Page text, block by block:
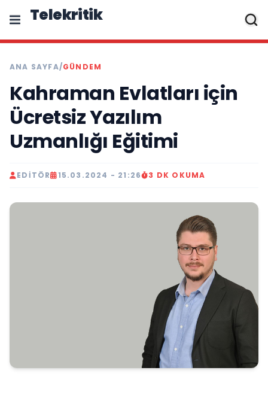
Telekritik
ANA SAYFA/GÜNDEM
Kahraman Evlatları için
Ücretsiz Yazılım
Uzmanlığı Eğitimi
EDITÖR 15.03.2024 - 21:26 3 DK OKUMA